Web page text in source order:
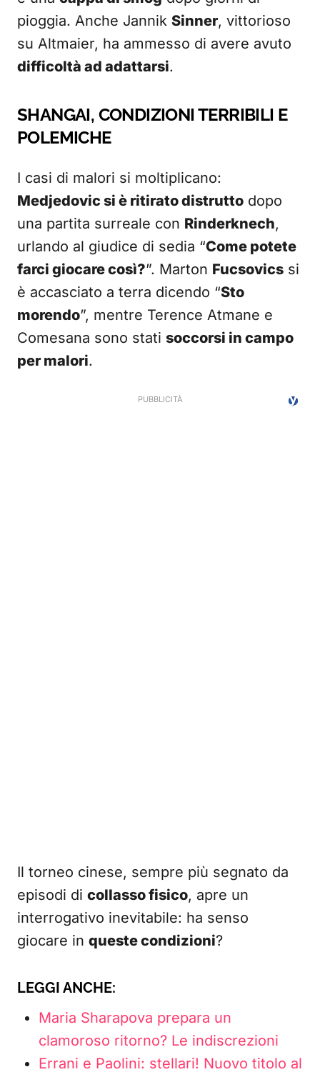
pioggia. Anche Jannik Sinner, vittorioso
su Altmaier, ha ammesso di avere avuto
difficoltà ad adattarsi.
SHANGAI, CONDIZIONI TERRIBILI E
POLEMICHE
I casi di malori si moltiplicano:
Medjedovic si è ritirato distrutto dopo
una partita surreale con Rinderknech,
urlando al giudice di sedia “Come potete
farci giocare così?”. Marton Fucsovics si
è accasciato a terra dicendo “Sto
morendo”, mentre Terence Atmane e
Comesana sono stati soccorsi in campo
per malori.
Il torneo cinese, sempre più segnato da
episodi di collasso fisico, apre un
interrogativo inevitabile: ha senso
giocare in queste condizioni?
LEGGI ANCHE:
Maria Sharapova prepara un
clamoroso ritorno? Le indiscrezioni
Errani e Paolini: stellari! Nuovo titolo al